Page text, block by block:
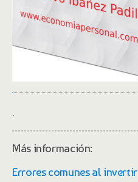
Más información:
Errores comunes al invertir